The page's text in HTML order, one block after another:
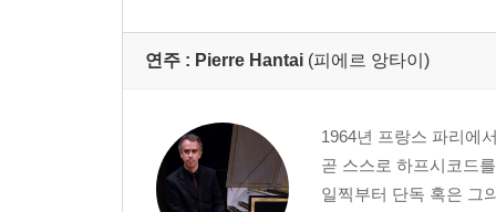
ny While The Swans C
연주 : Pierre Hantai (피에르 앙타이)
1964년 프랑스 파리에
곧 스스로 하프시코드
일찍부터 단독 혹은 그